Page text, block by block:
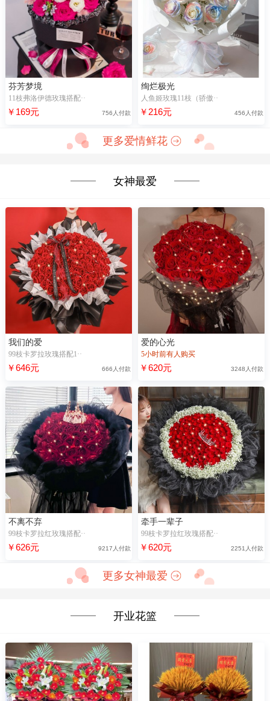
芬芳梦境
11枝弗洛伊德玫瑰搭配··
￥169元 756人付款
绚烂极光
人鱼姬玫瑰11枝（骄傲··
￥216元 456人付款
更多爱情鲜花
女神最爱
我们的爱
99枝卡罗拉玫瑰搭配1··
￥646元 666人付款
爱的心光
5小时前有人购买
￥620元 3248人付款
不离不弃
99枝卡罗拉红玫瑰搭配··
￥626元 9217人付款
牵手一辈子
99枝卡罗拉红玫瑰搭配··
￥620元 2251人付款
更多女神最爱
开业花篮